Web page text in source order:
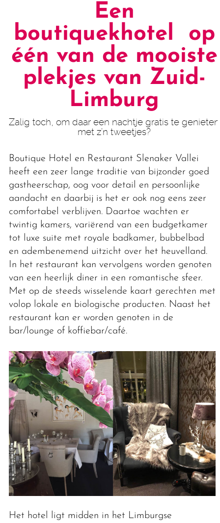
Een
boutiquekhotel op
één van de mooiste
plekjes van Zuid-
Limburg
Zalig toch, om daar een nachtje gratis te genieten
met z’n tweetjes?
Boutique Hotel en Restaurant Slenaker Vallei
heeft een zeer lange traditie van bijzonder goed
gastheerschap, oog voor detail en persoonlijke
aandacht en daarbij is het er ook nog eens zeer
comfortabel verblijven. Daartoe wachten er
twintig kamers, variërend van een budgetkamer
tot luxe suite met royale badkamer, bubbelbad
en adembenemend uitzicht over het heuvelland.
In het restaurant kan vervolgens worden genoten
van een heerlijk diner in een romantische sfeer.
Met op de steeds wisselende kaart gerechten met
volop lokale en biologische producten. Naast het
restaurant kan er worden genoten in de
bar/lounge of koffiebar/café.
Het hotel ligt midden in het Limburgse